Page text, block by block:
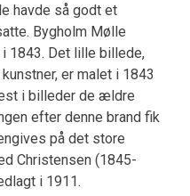
havde så godt et
Bygholm Mølle
1843. Det lille billede,
er malet i 1843
i billeder de ældre
efter denne brand fik
på det store
Christensen (1845-
i 1911.